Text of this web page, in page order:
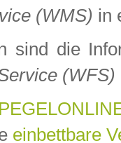
(WMS) in
sind die
(WFS)
einbettbare